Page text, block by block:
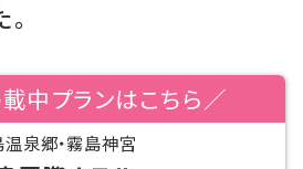
中プランはこちら／
温泉郷・霧島神宮